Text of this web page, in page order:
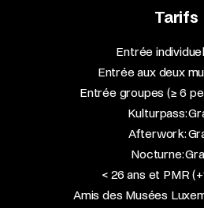
Tarifs
Entrée
Entrée aux deux
Entrée groupes (≥ 6
Kulturpass:
Afterwork:
Nocturne:
< 26 ans et PMR
Amis des Musées